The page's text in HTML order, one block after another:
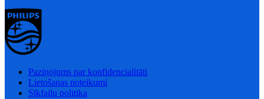
Paziņojums par konfidencialitāti
Lietošanas noteikumi
Sīkfailu politika